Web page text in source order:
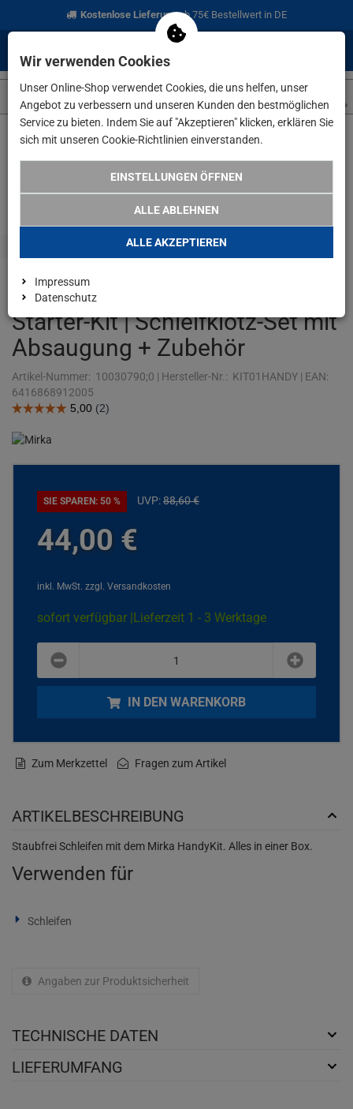
Kostenlose Lieferungab 75€ Bestellwert in DE
Mirka Handy Handschleifer
Starter-Kit | Schleifklotz-Set mit
Absaugung + Zubehör
Artikel-Nummer: 10030790;0 | Hersteller-Nr.: KIT01HANDY | EAN:
6416868912005
SIE SPAREN: 50 % UVP:88,60€
44,00 €
inkl. MwSt. zzgl. Versandkosten
sofort verfügbar |Lieferzeit 1 - 3 Werktage
minus
IN DEN WARENKORB
Zum Merkzettel Fragen zum Artikel
ARTIKELBESCHREIBUNG
Staubfrei Schleifen mit dem Mirka HandyKit. Alles in einer Box.
Verwenden für
Schleifen
Angaben zur Produktsicherheit
TECHNISCHE DATEN
LIEFERUMFANG
Wir verwenden Cookies
Unser Online-Shop verwendet Cookies, die uns helfen, unser
Angebot zu verbessern und unseren Kunden den bestmöglichen
Service zu bieten. Indem Sie auf "Akzeptieren" klicken, erklären Sie
sich mit unseren Cookie-Richtlinien einverstanden.
EINSTELLUNGEN ÖFFNEN
ALLE ABLEHNEN
ALLE AKZEPTIEREN
Impressum
Datenschutz